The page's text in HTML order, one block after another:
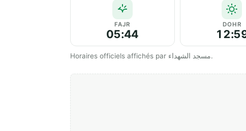
FAJR
05:44
DOHR
Horaires officiels affichés par مسجد الشهداء.